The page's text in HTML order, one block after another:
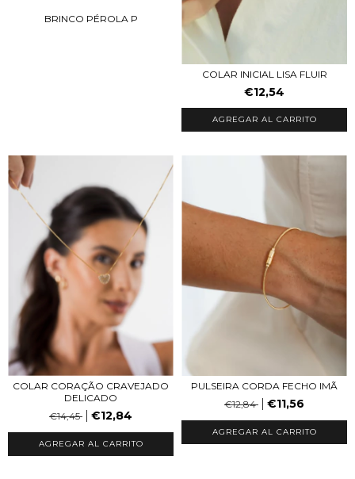
BRINCO PÉROLA P
COLAR INICIAL LISA FLUIR
€12,54
AGREGAR AL CARRITO
COLAR CORAÇÃO CRAVEJADO
DELICADO
€14,45
€12,84
AGREGAR AL CARRITO
PULSEIRA CORDA FECHO IMÃ
€12,84
€11,56
AGREGAR AL CARRITO